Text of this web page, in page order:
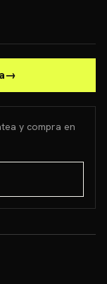
→
y compra en